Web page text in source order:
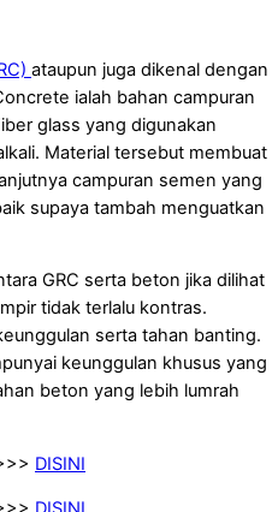
ataupun juga dikenal dengan
ialah bahan campuran
glass yang digunakan
Material tersebut membuat
campuran semen yang
supaya tambah menguatkan
GRC serta beton jika dilihat
tidak terlalu kontras.
serta tahan banting.
keunggulan khusus yang
beton yang lebih lumrah
DISINI